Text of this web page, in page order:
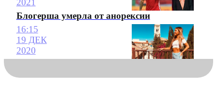
2021
Блогерша умерла от анорексии
16:15
19 ДЕК
2020